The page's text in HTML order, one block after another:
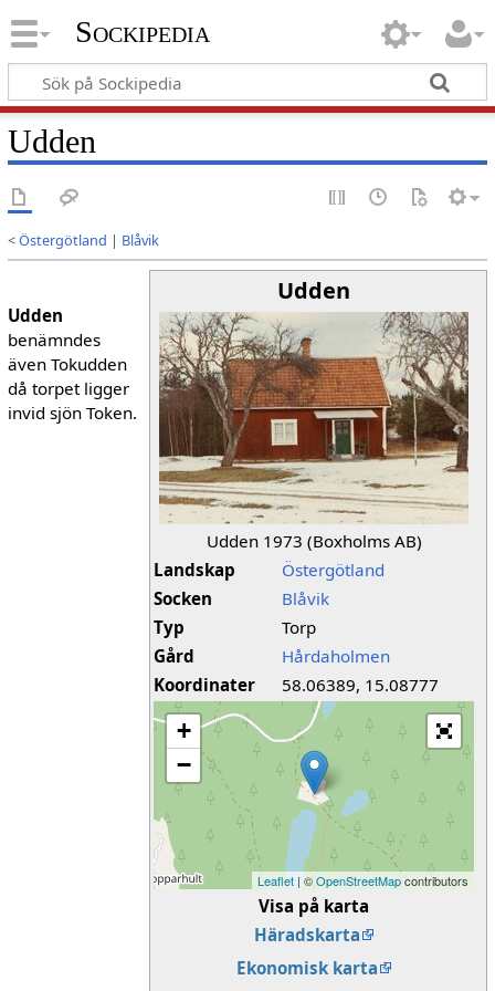
Sockipedia
Udden
<Östergötland | Blåvik
Udden
Udden 1973 (Boxholms AB)
Landskap
Östergötland
Socken
Blåvik
Typ
Torp
Gård
Hårdaholmen
Koordinater
58.06389, 15.08777
+
−
Leaflet | ©OpenStreetMapcontributors
Visa på karta
Häradskarta
Ekonomisk karta
Udden
benämndes
även Tokudden
då torpet ligger
invid sjön Token.